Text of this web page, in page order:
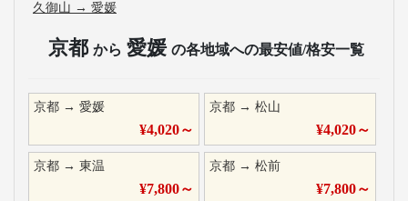
久御山 → 愛媛
京都 から 愛媛 の各地域への最安値/格安一覧
京都 → 愛媛
¥4,020～
京都 →松山
¥4,020～
京都 → 東温
¥7,800～
京都 →松前
¥7,800～